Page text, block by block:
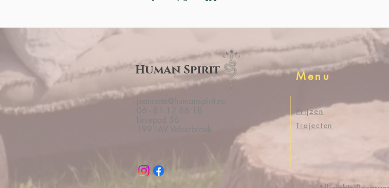
Human Spirit
jeannette@humanspirit.nu
06 - 81 12 86 18
Liniepad 56
1991AV Velserbroek
Menu
Prijzen
Trajecten